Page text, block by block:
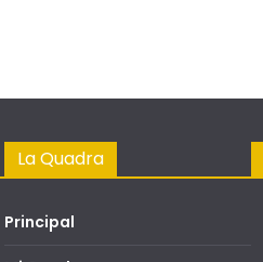
La Quadra
Principal